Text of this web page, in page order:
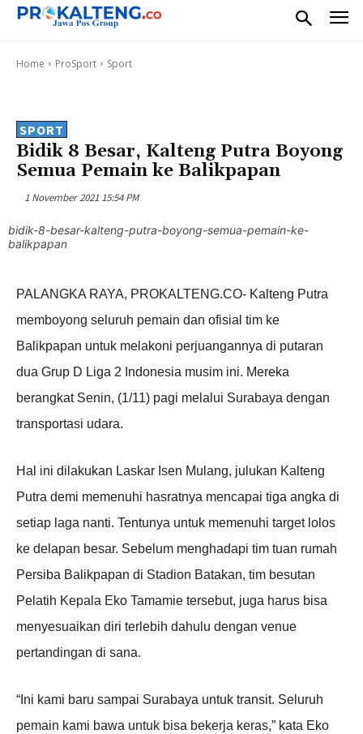
Home ProSport Sport
SPORT
Bidik 8 Besar, Kalteng Putra Boyong
Semua Pemain ke Balikpapan
1 November 2021 15:54 PM
bidik-8-besar-kalteng-putra-boyong-semua-pemain-ke-
balikpapan
PALANGKA RAYA, PROKALTENG.CO- Kalteng Putra
memboyong seluruh pemain dan ofisial tim ke
Balikpapan untuk melakoni perjuangannya di putaran
dua Grup D Liga 2 Indonesia musim ini. Mereka
berangkat Senin, (1/11) pagi melalui Surabaya dengan
transportasi udara.
Hal ini dilakukan Laskar Isen Mulang, julukan Kalteng
Putra demi memenuhi hasratnya mencapai tiga angka di
setiap laga nanti. Tentunya untuk memenuhi target lolos
ke delapan besar. Sebelum menghadapi tim tuan rumah
Persiba Balikpapan di Stadion Batakan, tim besutan
Pelatih Kepala Eko Tamamie tersebut, juga harus bisa
menyesuaikan diri terlebih dahulu dengan venue
pertandingan di sana.
“Ini kami baru sampai Surabaya untuk transit. Seluruh
pemain kami bawa untuk bisa bekerja keras,” kata Eko